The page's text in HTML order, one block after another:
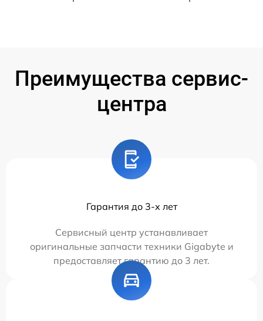
Преимущества сервис-
центра
Гарантия до 3-х лет
Сервисный центр устанавливает
оригинальные запчасти техники Gigabyte и
предоставляет гарантию до 3 лет.